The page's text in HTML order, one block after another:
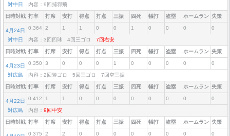
対中日
内容：9回捕邪飛
日時対戦 打率 打席 安打 得点 打点 三振 四死 犠打 盗塁 ホームラン 失策
4月24日
対中日
0.364 2 1 1 0 0 1 0 0 0 0
内容：3回四球 4回三ゴロ 7回右安
日時対戦 打率 打席 安打 得点 打点 三振 四死 犠打 盗塁 ホームラン 失策
4月23日
対広島
0.350 3 0 0 0 1 0 0 0 0 0
内容：2回遊ゴロ 5回三ゴロ 7回空三振
日時対戦 打率 打席 安打 得点 打点 三振 四死 犠打 盗塁 ホームラン 失策
4月22日
対広島
0.412 1 1 0 0 0 0 0 0 0 0
内容： 9回中安
日時対戦 打率 打席 安打 得点 打点 三振 四死 犠打 盗塁 ホームラン 失策
0.375 2 2 0 0 0 0 0 0 0 0